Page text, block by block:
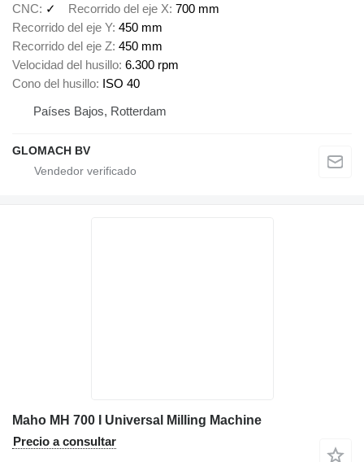
CNC
✓ Recorrido del eje X 700 mm
Recorrido del eje Y 450 mm
Recorrido del eje Z 450 mm
Velocidad del husillo 6.300 rpm
Cono del husillo ISO 40
Países Bajos, Rotterdam
GLOMACH BV
Maho MH 700 I Universal Milling Machine
Precio a consultar